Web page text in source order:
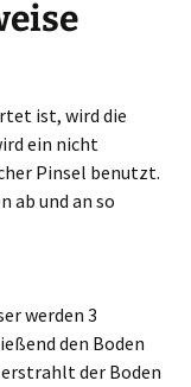
ist, wird die
ein nicht
Pinsel benutzt.
ab und an so
werden 3
den Boden
erstrahlt der Boden